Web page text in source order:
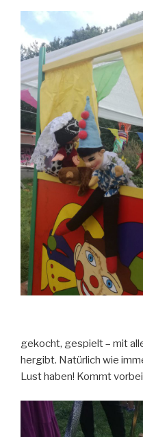
gekocht, gespielt – mit
hergibt. Natürlich wie
Lust haben! Kommt